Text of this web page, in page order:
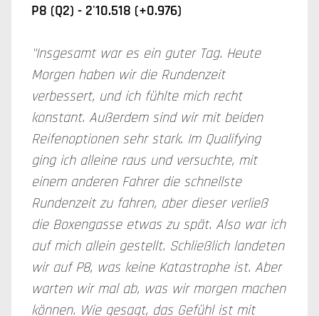
P8 (Q2) - 2'10.518 (+0.976)
"Insgesamt war es ein guter Tag. Heute
Morgen haben wir die Rundenzeit
verbessert, und ich fühlte mich recht
konstant. Außerdem sind wir mit beiden
Reifenoptionen sehr stark. Im Qualifying
ging ich alleine raus und versuchte, mit
einem anderen Fahrer die schnellste
Rundenzeit zu fahren, aber dieser verließ
die Boxengasse etwas zu spät. Also war ich
auf mich allein gestellt. Schließlich landeten
wir auf P8, was keine Katastrophe ist. Aber
warten wir mal ab, was wir morgen machen
können. Wie gesagt, das Gefühl ist mit